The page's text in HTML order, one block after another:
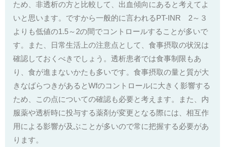
ため、非透析の方と比較して、出血傾向にあると考えてよ
いと思います。ですから一般的に言われるPT-INR 2～３
よりも低値の1.5～2の間でコントロールすることが多いで
す。また、日常生活上の注意点として、食事摂取の状況は
確認しておくべきでしょう。透析患者では食事制限もあ
り、食が進まないかたも多いです。食事摂取の量と質が大
きなばらつきがあるとWfのコントロールに大きく影響する
ため、この点についての確認も必要と考えます。また、内
服薬や透析時に投与する薬剤が変更となる際には、相互作
用による影響が及ぶことが多いので常に把握する必要があ
ります。